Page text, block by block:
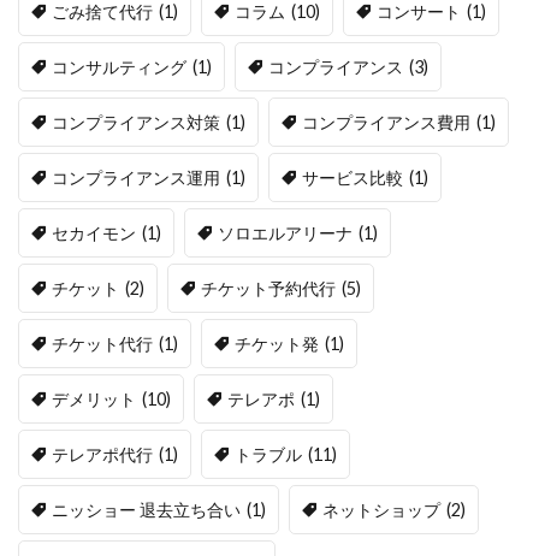
ごみ捨て代行 (1) コラム (10) コンサート (1)
コンサルティング (1) コンプライアンス (3)
コンプライアンス対策 (1) コンプライアンス費用 (1)
コンプライアンス運用 (1) サービス比較 (1)
セカイモン (1) ソロエルアリーナ (1)
チケット (2) チケット予約代行 (5)
チケット代行 (1) チケット発 (1)
デメリット (10) テレアポ (1)
テレアポ代行 (1) トラブル (11)
ニッショー 退去立ち合い (1) ネットショップ (2)